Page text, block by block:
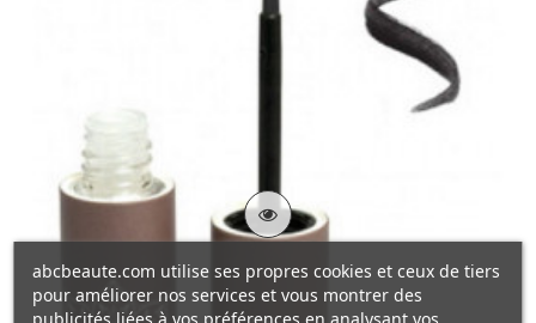
abcbeaute.com utilise ses propres cookies et ceux de tiers
pour améliorer nos services et vous montrer des
publicités liées à vos préférences en analysant vos